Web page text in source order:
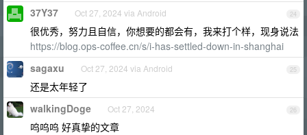
24
37Y37 Oct 27, 2024 via Android
很优秀，努力且自信，你想要的都会有，我来打个样，现身说法
https://blog.ops-coffee.cn/s/i-has-settled-down-in-shanghai
25
sagaxu Oct 27, 2024 via Android
还是太年轻了
26
walkingDoge Oct 27, 2024
呜呜呜 好真挚的文章